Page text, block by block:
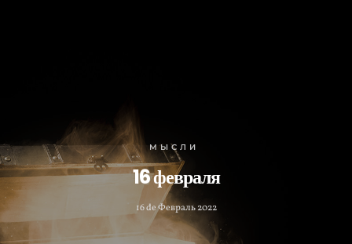
МЫСЛИ
16 февраля
16 de Февраль 2022